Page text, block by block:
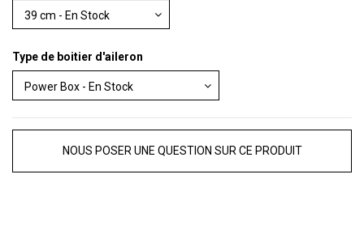
Type de boitier d'aileron
NOUS POSER UNE QUESTION SUR CE PRODUIT